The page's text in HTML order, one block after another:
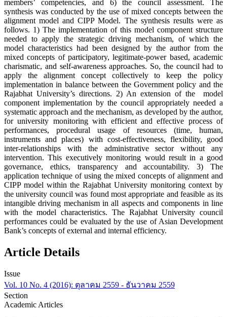
members’ competencies, and 6) the council assessment. The
synthesis was conducted by the use of mixed concepts between the
alignment model and CIPP Model. The synthesis results were as
follows. 1) The implementation of this model component structure
needed to apply the strategic driving mechanism, of which the
model characteristics had been designed by the author from the
mixed concepts of participatory, legitimate-power based, academic
charismatic, and self-awareness approaches. So, the council had to
apply the alignment concept collectively to keep the policy
implementation in balance between the Government policy and the
Rajabhat University’s directions. 2) An extension of the model
component implementation by the council appropriately needed a
systematic approach and the mechanism, as developed by the author,
for university monitoring with efficient and effective process of
performances, procedural usage of resources (time, human,
instruments and places) with cost-effectiveness, flexibility, good
inter-relationships with the administrative sector without any
intervention. This executively monitoring would result in a good
governance, ethics, transparency and accountability. 3) The
application technique of using the mixed concepts of alignment and
CIPP model within the Rajabhat University monitoring context by
the university council was found most appropriate and feasible as its
intangible driving mechanism in all aspects and components in line
with the model characteristics. The Rajabhat University council
performances could be evaluated by the use of Asian Development
Bank’s concepts of external and internal efficiency.
Article Details
Issue
Vol. 10 No. 4 (2016): ตุลาคม 2559 - ธันวาคม 2559
Section
Academic Articles